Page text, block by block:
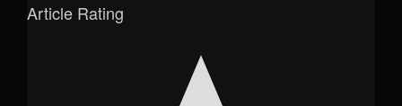
Article Rating